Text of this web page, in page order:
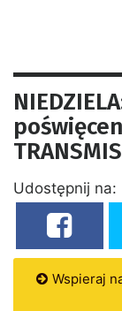
Udostępnij na:
Wspieraj